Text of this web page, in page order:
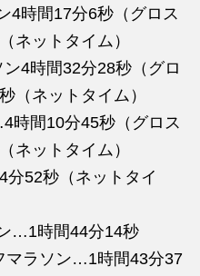
4時間17分6秒（グロス
ネットタイム）
4時間32分28秒（グロ
（ネットタイム）
時間10分45秒（グロス
ネットタイム）
52秒（ネットタイ
…1時間44分14秒
マラソン…1時間43分37